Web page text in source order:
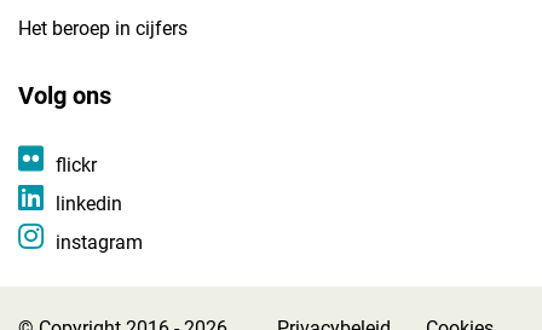
Het beroep in cijfers
Volg ons
flickr
linkedin
instagram